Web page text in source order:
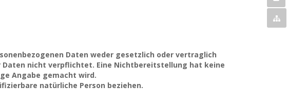
Daten weder gesetzlich oder vertraglich
nicht verpflichtet. Eine Nichtbereitstellung hat keine
Angabe gemacht wird.
natürliche Person beziehen.